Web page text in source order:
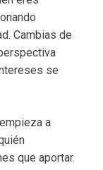
Cambias de
se
a
que aportar.